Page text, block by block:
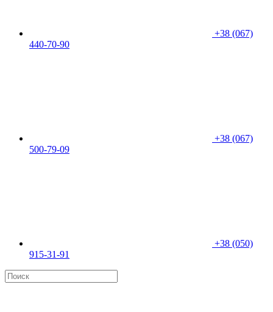
+38 (067)
440-70-90
+38 (067)
500-79-09
+38 (050)
915-31-91